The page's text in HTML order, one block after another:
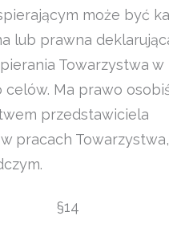
może być
lub prawna
Towarzystwa w
celów. Ma prawo
przedstawiciela
pracach
§14